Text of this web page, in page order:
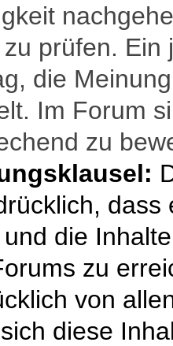
prüfen.
die
Im Forum
zu
die
zu
von
diese